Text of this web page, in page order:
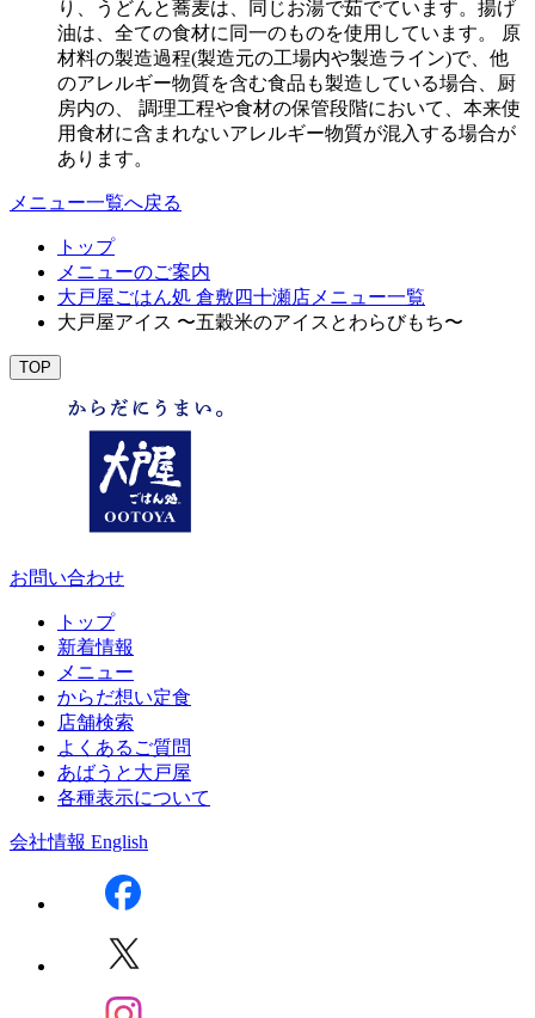
り、うどんと蕎麦は、同じお湯で茹でています。揚げ
油は、全ての食材に同一のものを使用しています。 原
材料の製造過程(製造元の工場内や製造ライン)で、他
のアレルギー物質を含む食品も製造している場合、厨
房内の、 調理工程や食材の保管段階において、本来使
用食材に含まれないアレルギー物質が混入する場合が
あります。
メニュー一覧へ戻る
トップ
メニューのご案内
大戸屋ごはん処 倉敷四十瀬店メニュー一覧
大戸屋アイス 〜五穀米のアイスとわらびもち〜
TOP
お問い合わせ
トップ
新着情報
メニュー
からだ想い定食
店舗検索
よくあるご質問
あばうと大戸屋
各種表示について
会社情報 English